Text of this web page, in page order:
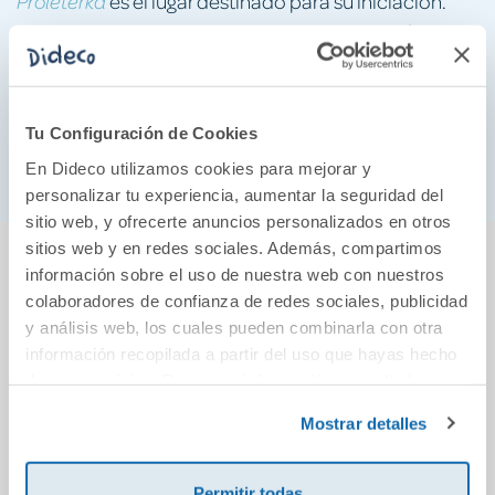
Tu Configuración de Cookies
En Dideco utilizamos cookies para mejorar y
personalizar tu experiencia, aumentar la seguridad del
sitio web, y ofrecerte anuncios personalizados en otros
sitios web y en redes sociales. Además, compartimos
información sobre el uso de nuestra web con nuestros
colaboradores de confianza de redes sociales, publicidad
y análisis web, los cuales pueden combinarla con otra
información recopilada a partir del uso que hayas hecho
Mostrar detalles
Pasados los años, aquel crucero se convertirá en un
viaje a la tierra de los muertos, entre aquellos seres
que «tardan en salir al encuentro de uno» y «llaman
cuando notan que nos hemos convertido en presas y
También podría gustarte...